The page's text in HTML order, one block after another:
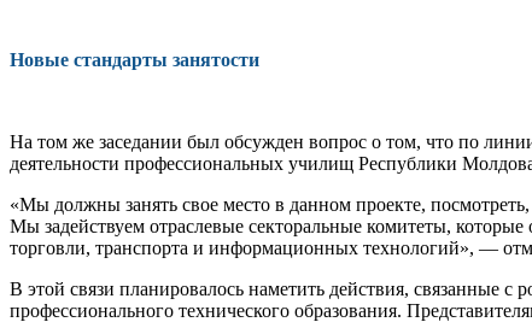
Новые стандарты занятости
На том же заседании был об­сужден вопрос о том, что по
деятельности профессиональ­ных училищ Республики
«Мы должны занять свое место в данном проекте,
Мы задействуем отрасле­вые секторальные комитеты, ко­торые
торговли, транспорта и информационных технологий», —
В этой связи планировалось наметить действия, связанные
профессионального техни­ческого образования.